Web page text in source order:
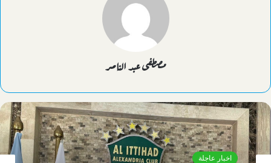
مصطفى عبد الناصر
اخبار عاجلة